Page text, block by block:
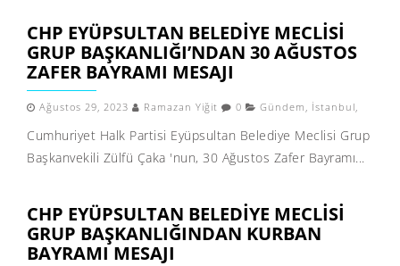
CHP EYÜPSULTAN BELEDIYE MECLISI
GRUP BAŞKANLIĞI’NDAN 30 AĞUSTOS
ZAFER BAYRAMI MESAJI
Ağustos 29, 2023 Ramazan Yiğit 0 Gündem , İstanbul,
Cumhuriyet Halk Partisi Eyüpsultan Belediye Meclisi Grup
Başkanvekili Zülfü Çaka 'nun, 30 Ağustos Zafer Bayramı...
CHP EYÜPSULTAN BELEDIYE MECLISI
GRUP BAŞKANLIĞINDAN KURBAN
BAYRAMI MESAJI